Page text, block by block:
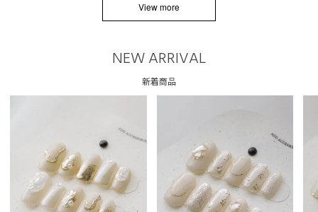
View more
NEW ARRIVAL
新着商品